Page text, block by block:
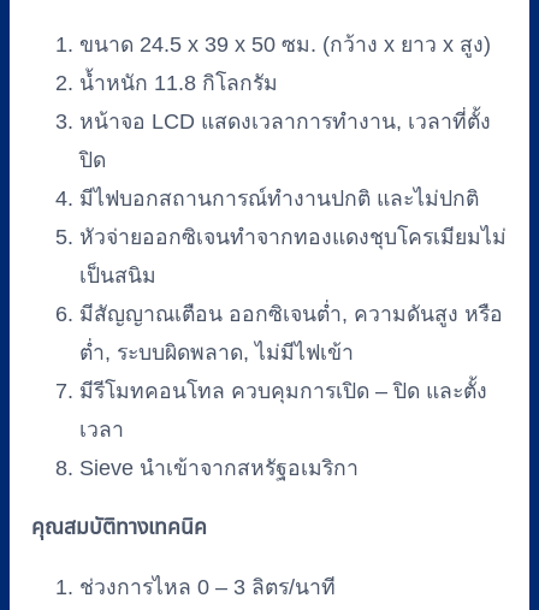
ขนาด 24.5 x 39 x 50 ซม. (กว้าง x ยาว x สูง)
น้ำหนัก 11.8 กิโลกรัม
หน้าจอ LCD แสดงเวลาการทำงาน, เวลาที่ตั้ง
ปิด
มีไฟบอกสถานการณ์ทำงานปกติ และไม่ปกติ
หัวจ่ายออกซิเจนทำจากทองแดงชุบโครเมียมไม่
เป็นสนิม
มีสัญญาณเตือน ออกซิเจนต่ำ, ความดันสูง หรือ
ต่ำ, ระบบผิดพลาด, ไม่มีไฟเข้า
มีรีโมทคอนโทล ควบคุมการเปิด – ปิด และตั้ง
เวลา
Sieve นำเข้าจากสหรัฐอเมริกา
คุณสมบัติทางเทคนิค
ช่วงการไหล 0 – 3 ลิตร/นาที